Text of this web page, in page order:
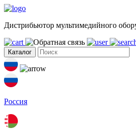
Дистрибьютор мультимедийного
Каталог
Россия